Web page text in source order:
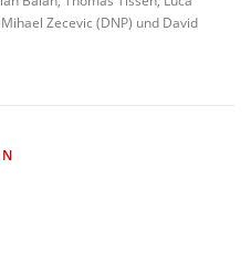
Zecevic (DNP) und David